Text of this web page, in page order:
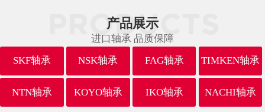
产品展示
进口轴承 品质保障
SKF轴承
NSK轴承 FAG轴承 TIMKEN轴承
NTN轴承 KOYO轴承 IKO轴承 NACHI轴承